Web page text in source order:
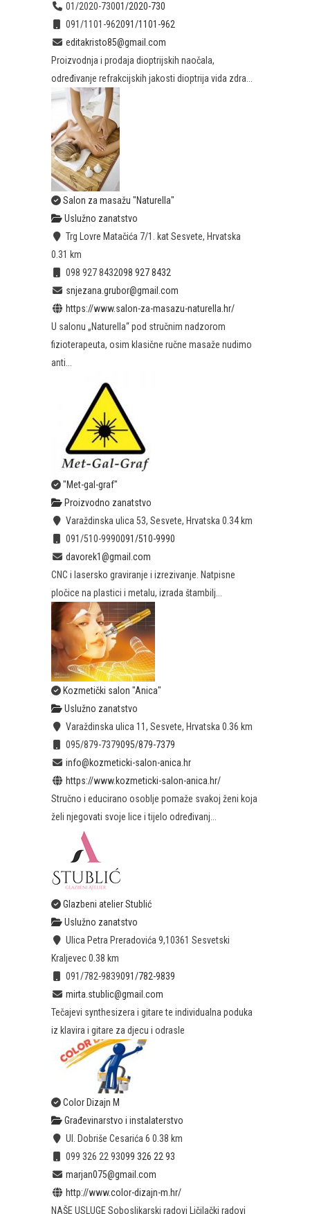
01/2020-73001/2020-730
091/1101-962091/1101-962
editakristo85@gmail.com
Proizvodnja i prodaja dioptrijskih naočala,
određivanje refrakcijskih jakosti dioptrija vida zdra...
Salon za masažu "Naturella"
Uslužno zanatstvo
Trg Lovre Matačića 7/1. kat Sesvete, Hrvatska
0.31 km
098 927 8432098 927 8432
snjezana.grubor@gmail.com
https://www.salon-za-masazu-naturella.hr/
U salonu „Naturella“ pod stručnim nadzorom
fizioterapeuta, osim klasične ručne masaže nudimo
anti...
"Met-gal-graf"
Proizvodno zanatstvo
Varaždinska ulica 53, Sesvete, Hrvatska 0.34 km
091/510-9990091/510-9990
davorek1@gmail.com
CNC i lasersko graviranje i izrezivanje. Natpisne
pločice na plastici i metalu, izrada štambilj...
Kozmetički salon "Anica"
Uslužno zanatstvo
Varaždinska ulica 11, Sesvete, Hrvatska 0.36 km
095/879-7379095/879-7379
info@kozmeticki-salon-anica.hr
https://www.kozmeticki-salon-anica.hr/
Stručno i educirano osoblje pomaže svakoj ženi koja
želi njegovati svoje lice i tijelo određivanj...
Glazbeni atelier Stublić
Uslužno zanatstvo
Ulica Petra Preradovića 9,10361 Sesvetski
Kraljevec0.38 km
091/782-9839091/782-9839
mirta.stublic@gmail.com
Tečajevi synthesizera i gitare te individualna poduka
iz klavira i gitare za djecu i odrasle
Color Dizajn M
Građevinarstvo i instalaterstvo
Ul. Dobriše Cesarića 6 0.38 km
099 326 22 93099 326 22 93
marjan075@gmail.com
http://www.color-dizajn-m.hr/
NAŠE USLUGE Soboslikarski radovi Ličilački radovi